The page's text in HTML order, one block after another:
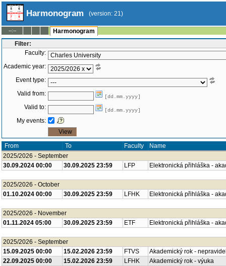
Harmonogram (version: 21)
--:--
Harmonogram
Filter:
Faculty:
Academic year:
Event type:
Valid from:
[dd.mm.yyyy]
Valid to: [dd.mm.yyyy]
My events:
From To Faculty
Name
2025/2026 - September
30.09.2024 00:00
30.09.2025 23:59 LFP Elektronická přihláška -
2025/2026 - October
01.10.2024 00:00
30.09.2025 23:59 LFHK Elektronická přihláška -
2025/2026 - November
01.11.2024 05:00
30.09.2025 23:59 ETF Elektronická přihláška -
2025/2026 - September
15.09.2025 00:00
15.02.2026 23:59 FTVS
Akademický rok -
22.09.2025 00:00
15.02.2026 23:59 LFHK
Akademický rok - výuka